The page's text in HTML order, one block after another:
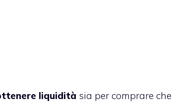
liquidità sia per comprare che